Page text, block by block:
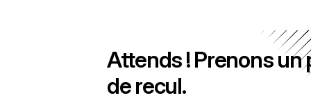
Attends ! Prenons un
de recul.